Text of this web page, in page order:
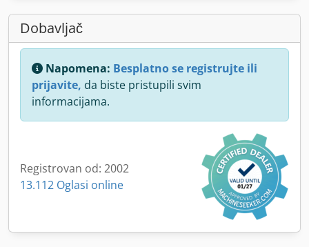
Dobavljač
Napomena: Besplatno se registrujte ili
prijavite, da biste pristupili svim
informacijama.
Registrovan od: 2002
13.112 Oglasi online